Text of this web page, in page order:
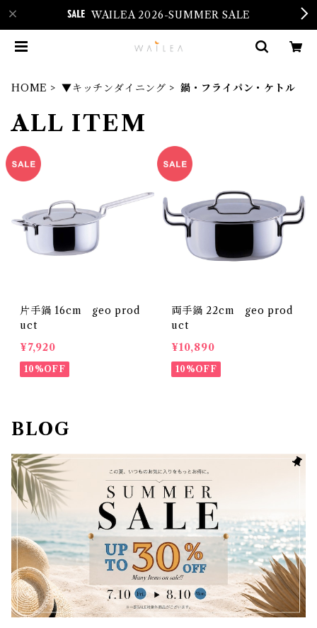
WAILEA 2026-SUMMER SALE
HOME ▼キッチンダイニング 鍋・フライパン・ケトル
ALL ITEM
片手鍋 16cm geo prod
uct
¥7,920
10%OFF
両手鍋 22cm geo prod
uct
¥10,890
10%OFF
BLOG